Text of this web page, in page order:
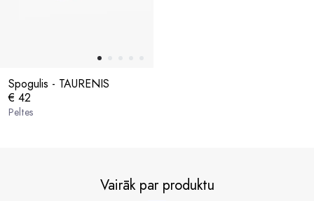
Spogulis - TAURENIS
€ 42
Peltes
Vairāk par produktu